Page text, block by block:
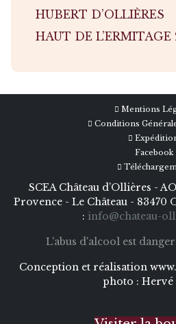
HUBERT D’OLLIÈRES
HAUT DE L’ERMITAGE
Mentions
Conditions
Facebook
SCEA Château d’Ollières -
Provence - Le Château - 83470
: info@chateau-
L'abus d'alcool est
Conception et réalisation
photo : Hervé